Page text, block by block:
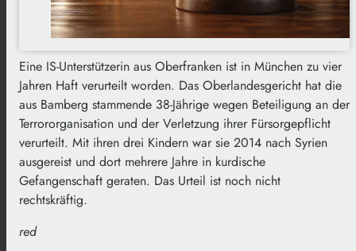
Eine IS-Unterstützerin aus Oberfranken ist in München zu vier
Jahren Haft verurteilt worden. Das Oberlandesgericht hat die
aus Bamberg stammende 38-Jährige wegen Beteiligung an der
Terrororganisation und der Verletzung ihrer Fürsorgepflicht
verurteilt. Mit ihren drei Kindern war sie 2014 nach Syrien
ausgereist und dort mehrere Jahre in kurdische
Gefangenschaft geraten. Das Urteil ist noch nicht
rechtskräftig.
red